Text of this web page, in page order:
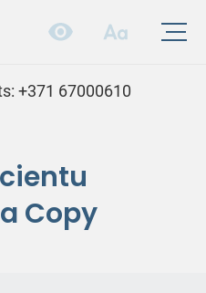
+371 67000610
Copy